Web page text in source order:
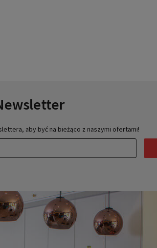
aby być na bieżąco z naszymi ofertami!